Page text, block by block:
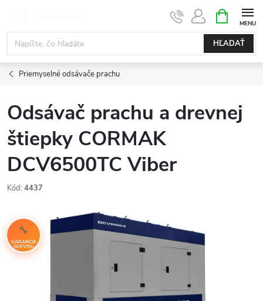
obsah
HĽADAŤ
KOŠÍK
Priemyselné odsávače prachu
Odsávač prachu a drevnej
štiepky CORMAK
DCV6500TC Viber
Kód: 4437
GARANCIA
SERVISU